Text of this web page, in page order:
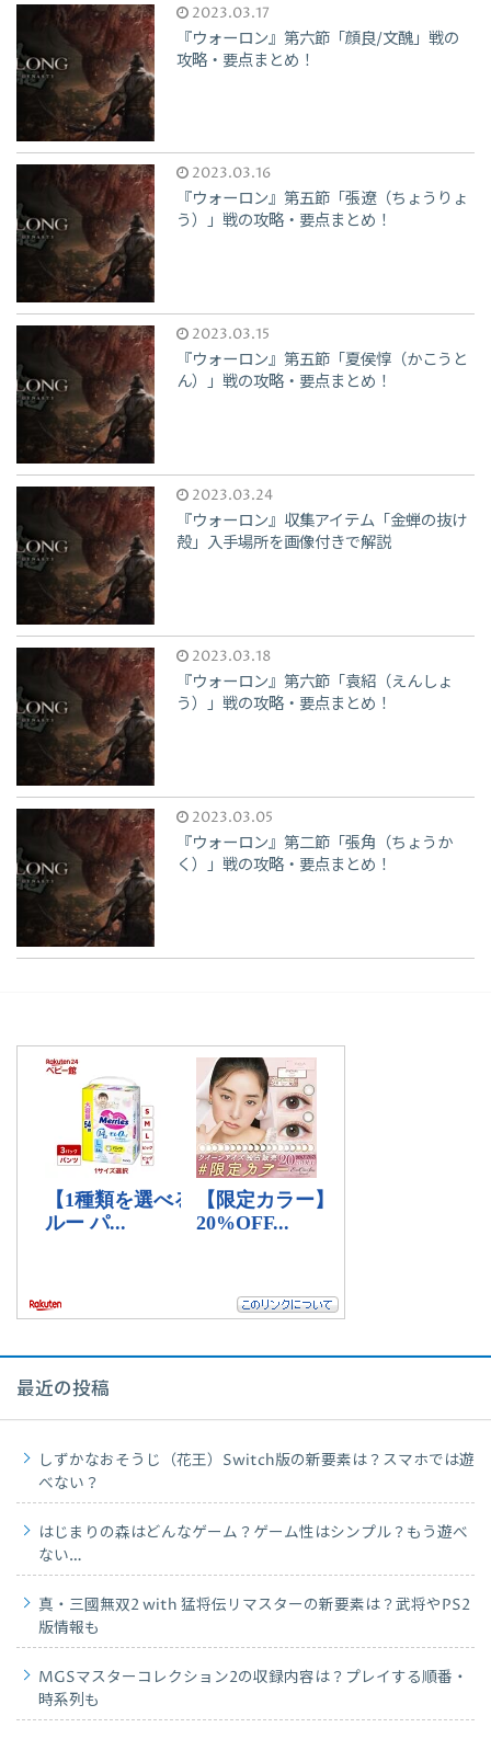
2023.03.17
『ウォーロン』第六節「顔良/文醜」戦の
攻略・要点まとめ！
2023.03.16
『ウォーロン』第五節「張遼（ちょうりょ
う）」戦の攻略・要点まとめ！
2023.03.15
『ウォーロン』第五節「夏侯惇（かこうと
ん）」戦の攻略・要点まとめ！
2023.03.24
『ウォーロン』収集アイテム「金蝉の抜け
殻」入手場所を画像付きで解説
2023.03.18
『ウォーロン』第六節「袁紹（えんしょ
う）」戦の攻略・要点まとめ！
2023.03.05
『ウォーロン』第二節「張角（ちょうか
く）」戦の攻略・要点まとめ！
最近の投稿
しずかなおそうじ（花王）Switch版の新要素は？スマホでは遊
べない？
はじまりの森はどんなゲーム？ゲーム性はシンプル？もう遊べ
ない…
真・三國無双2 with 猛将伝リマスターの新要素は？武将やPS2
版情報も
MGSマスターコレクション2の収録内容は？プレイする順番・
時系列も